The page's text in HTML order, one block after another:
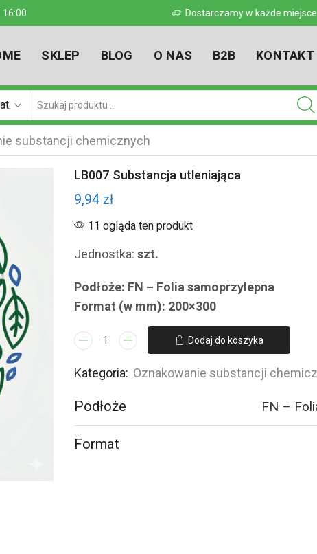
16:00w kraju Dostarczamy w każde miejsce
SKLEP BLOG O NAS B2B KONTAKT
wyszukiwania
substancji chemicznych
LB007 Substancja utleniająca
9,94 zł
11 ogląda ten produkt
Jednostka:szt.
Podłoże: FN – Folia samoprzylepna
Format (w mm): 200×300
ilość
Substancja
Dodaj do koszyka
Kategoria: Oznakowanie substancji
Podłoże FN –
Format